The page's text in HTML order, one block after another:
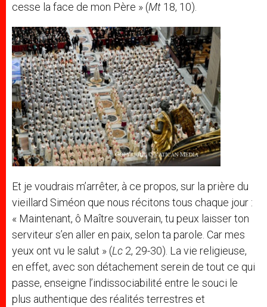
cesse la face de mon Père » (Mt 18, 10).
Et je voudrais m’arrêter, à ce propos, sur la prière du
vieillard Siméon que nous récitons tous chaque jour :
« Maintenant, ô Maître souverain, tu peux laisser ton
serviteur s’en aller en paix, selon ta parole. Car mes
yeux ont vu le salut » (Lc 2, 29-30). La vie religieuse,
en effet, avec son détachement serein de tout ce qui
passe, enseigne l’indissociabilité entre le souci le
plus authentique des réalités terrestres et